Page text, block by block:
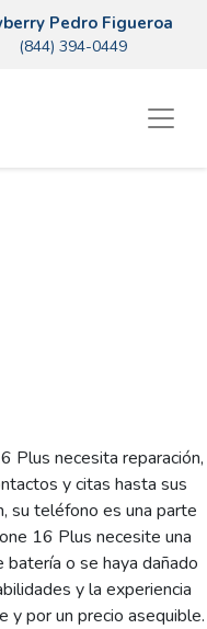
Pedro Figueroa
(844) 394-0449
Plus necesita reparación,
y citas hasta sus
su teléfono es una parte
16 Plus necesite una
o se haya dañado
y la experiencia
y por un precio asequible.